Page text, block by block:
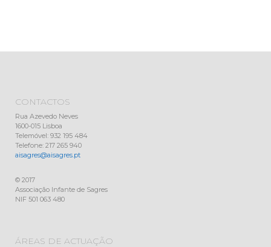
CONTACTOS
Rua Azevedo Neves
1600-015 Lisboa
Telemóvel: 932 195 484
Telefone: 217 265 940
aisagres@aisagres.pt
© 2017
Associação Infante de Sagres
NIF 501 063 480
ÁREAS DE ACTUAÇÃO